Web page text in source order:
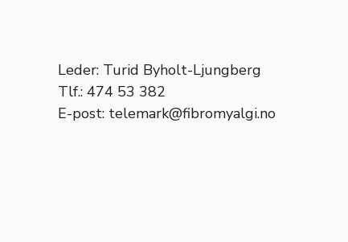
Leder: Turid Byholt-Ljungberg
Tlf.: 474 53 382
E-post: telemark@fibromyalgi.no